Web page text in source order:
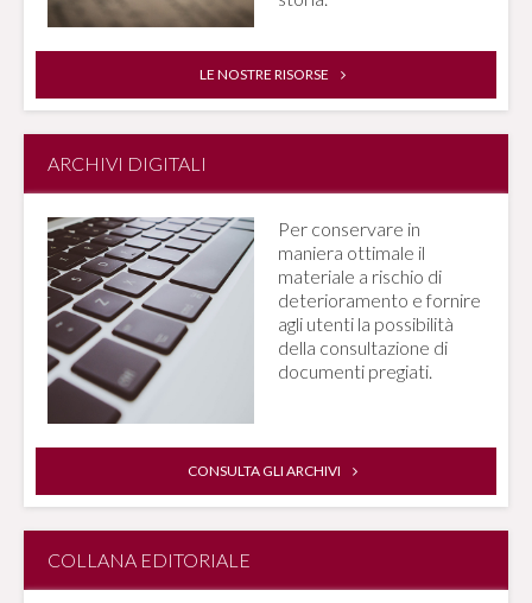
LE NOSTRE RISORSE
ARCHIVI DIGITALI
Per conservare in
maniera ottimale il
materiale a rischio di
deterioramento e fornire
agli utenti la possibilità
della consultazione di
documenti pregiati.
CONSULTA GLI ARCHIVI
COLLANA EDITORIALE